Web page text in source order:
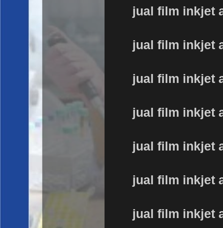
jual film inkjet
jual film inkjet
jual film inkjet
jual film inkjet
jual film inkjet
jual film inkjet
jual film inkjet